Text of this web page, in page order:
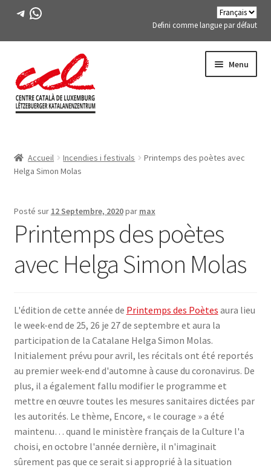
Télégramme
WhatsApp
Defini comme langue par défaut
la
navigation
au
contenu
Menu
menu
ACTIVITÉS
Expand
MEMBRES DE FES-TE
LIVRE
Accueil Incendies i festivals
Printemps des poètes avec
Helga Simon Molas
Posté sur 12 Septembre, 2020par max
Printemps des poètes
avec Helga Simon Molas
L'édition de cette année de Printemps des Poètes aura lieu
le week-end de 25, 26 je 27 de septembre et aura la
participation de la Catalane Helga Simon Molas.
Initialement prévu pour avril, les récitals ont été reportés
au premier week-end d'automne à cause du coronavirus. De
plus, il a également fallu modifier le programme et
mettre en œuvre toutes les mesures sanitaires dictées par
les autorités. Le thème, Encore, « le courage » a été
maintenu… quand le ministère français de la Culture l'a
choisi, en octobre l'année dernière, il n'imaginait
sûrement pas que ce serait si approprié à la situation